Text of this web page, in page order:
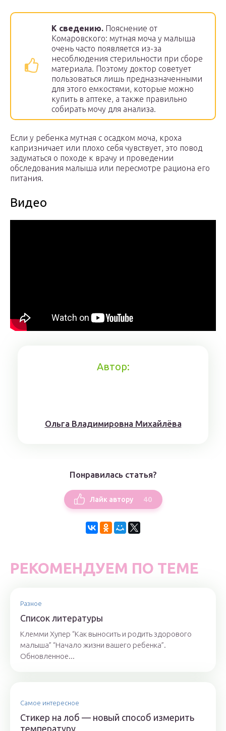
К сведению. Пояснение от
Комаровского: мутная моча у малыша
очень часто появляется из-за
несоблюдения стерильности при сборе
материала. Поэтому доктор советует
пользоваться лишь предназначенными
для этого емкостями, которые можно
купить в аптеке, а также правильно
собирать мочу для анализа.
Если у ребенка мутная с осадком моча, кроха
капризничает или плохо себя чувствует, это повод
задуматься о походе к врачу и проведении
обследования малыша или пересмотре рациона его
питания.
Видео
Автор:
Ольга Владимировна Михайлёва
Понравилась статья?
Лайк автору 40
РЕКОМЕНДУЕМ ПО ТЕМЕ
Разное
Список литературы
Клемми Хупер “Как выносить и родить здорового
малыша” “Начало жизни вашего ребенка”.
Обновленное...
Самое интересное
Стикер на лоб — новый способ измерить
температуру